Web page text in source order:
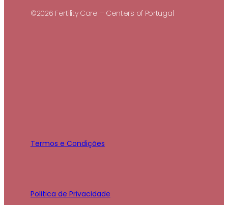
©2026 Fertility Care – Centers of Portugal
Termos e Condições
Politica de Privacidade